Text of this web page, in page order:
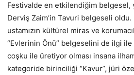
Festivalde en etkilendiğim belgesel,
Derviş Zaim’in Tavuri belgeseli
ustamızın kültürel miras ve
“Evlerinin Önü” belgeselini de ilgi ile
coşku ile üretiyor olması insana
kategoride birinciliği “Kavur”, jüri